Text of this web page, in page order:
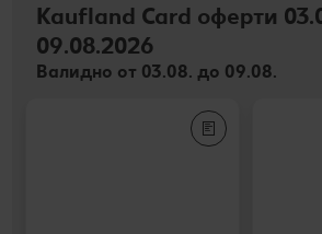
Kaufland Card оферти
09.08.2026
Валидно от 03.08. до 09.08.